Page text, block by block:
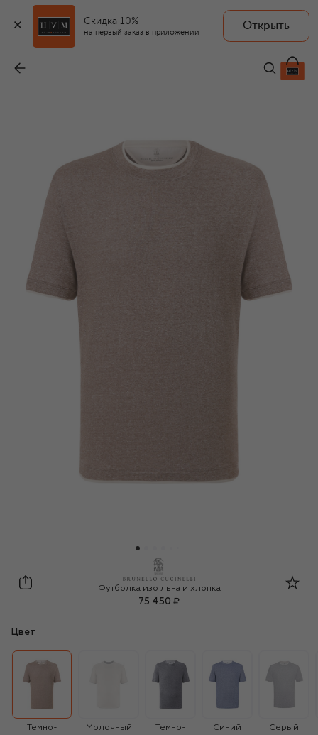
Скидка 10%
на первый заказ в приложении
Открыть
75 450 ₽
Brunello Cucinelli
Футболка изо льна и хлопка
75 450 ₽
Цвет
Темно-
Молочный
Темно-
Синий Серый